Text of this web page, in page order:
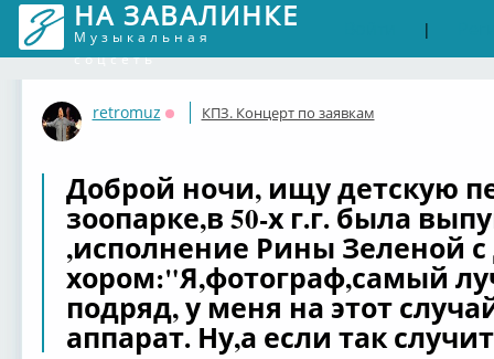
НА ЗАВАЛИНКЕ
Музыкальная
соцсеть
|
retromuz
Оффлайн
КПЗ. Концерт по заявкам
Доброй ночи, ищу детскую
зоопарке,в 50-х г.г. была
,исполнение Рины Зеленой
хором:"Я,фотограф,самый
подряд, у меня на этот
аппарат. Ну,а если так